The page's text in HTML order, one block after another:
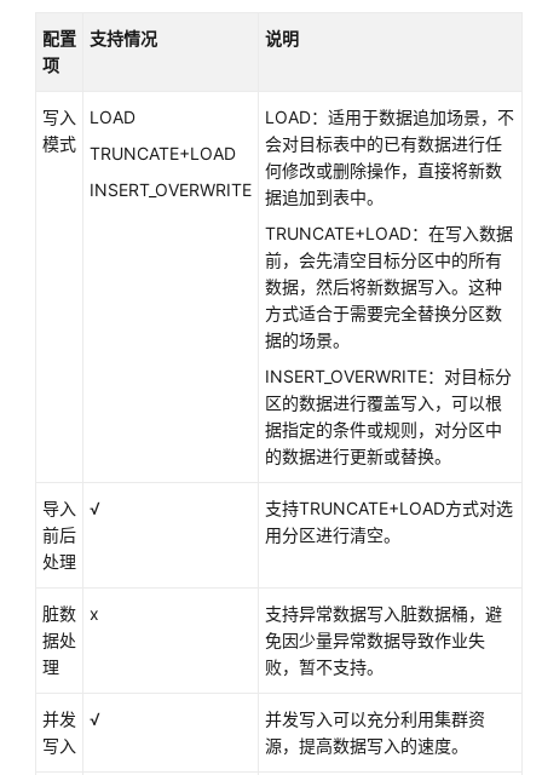
数
数
据
配置
项
支持情况 说明
写入
模式
LOAD
TRUNCATE+LOAD
INSERT_OVERWRITE
LOAD：适用于数据追加场景，不
会对目标表中的已有数据进行任
何修改或删除操作，直接将新数
据追加到表中。
TRUNCATE+LOAD：在写入数据
前，会先清空目标分区中的所有
数据，然后将新数据写入。这种
方式适合于需要完全替换分区数
据的场景。
INSERT_OVERWRITE：对目标分
区的数据进行覆盖写入，可以根
据指定的条件或规则，对分区中
的数据进行更新或替换。
导入
前后
处理
√
支持TRUNCATE+LOAD方式对选
用分区进行清空。
脏数
据处
理
x
支持异常数据写入脏数据桶，避
免因少量异常数据导致作业失
败，暂不支持。
并发
写入
√
并发写入可以充分利用集群资
源，提高数据写入的速度。